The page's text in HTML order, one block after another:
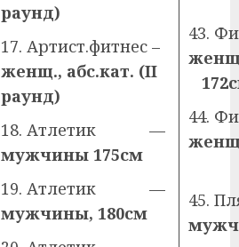
раунд)
17. Артист.фитнес –
женщ., абс.кат. (II
раунд)
18. Атлетик —
мужчины 175см
19. Атлетик —
мужчины, 180см
43.
44.
45.